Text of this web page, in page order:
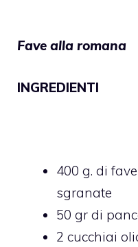
Fave alla romana
INGREDIENTI
400 g. di
sgranate
50 gr di
2 cucchiai